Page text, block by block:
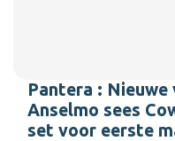
Pantera :
Anselmo sees
set voor eerste